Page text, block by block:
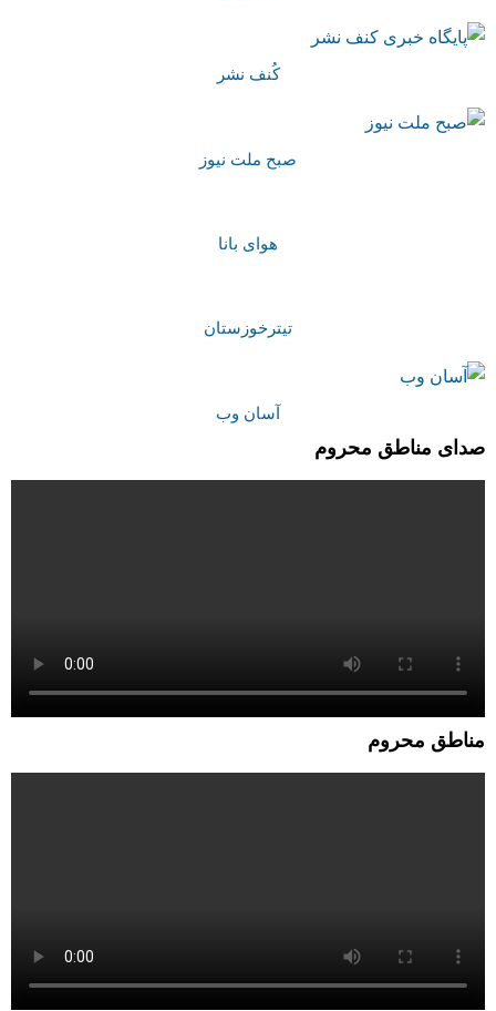
کُنف نشر
صبح ملت نیوز
هوای بانا
تیترخوزستان
آسان وب
صدای مناطق محروم
مناطق محروم